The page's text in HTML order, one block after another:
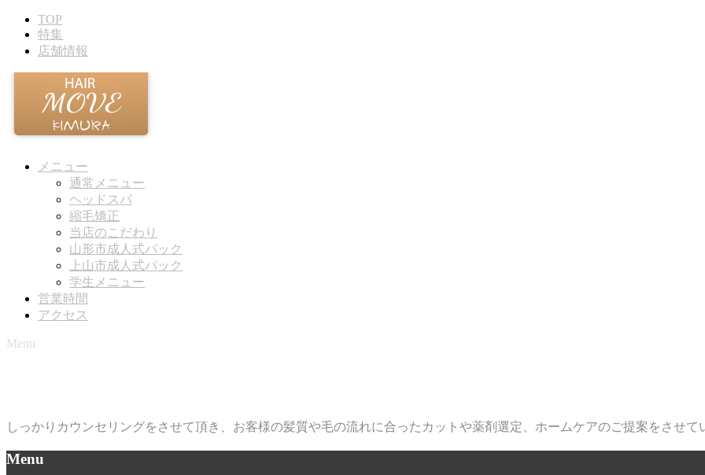
TOP
特集
店舗情報
メニュー
通常メニュー
ヘッドスパ
縮毛矯正
当店のこだわり
山形市成人式パック
上山市成人式パック
学生メニュー
営業時間
アクセス
Menu
しっかりカウンセリングをさせて頂き、お客様の髪質や毛の流れに合ったカットや薬剤選定、ホームケアのご提案をさせて
Menu